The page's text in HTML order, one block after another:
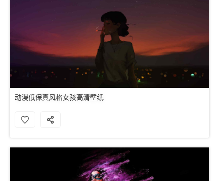
动漫低保真风格女孩高清壁纸